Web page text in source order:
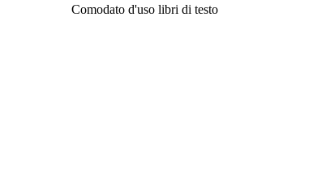
Comodato d'uso libri di testo